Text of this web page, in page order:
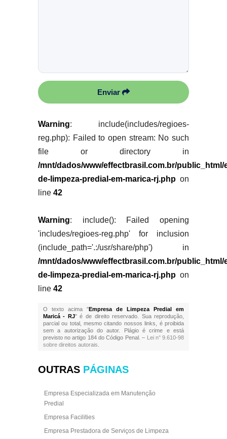
Enviar
Warning: include(includes/regioes-
reg.php): Failed to open stream: No such
file or directory in
/mnt/dados/www/effectbrasil.com.br/public_html/
de-limpeza-predial-em-marica-rj.phpon
line 42
Warning: include(): Failed opening
'includes/regioes-reg.php' for inclusion
(include_path='.:/usr/share/php') in
/mnt/dados/www/effectbrasil.com.br/public_html/
de-limpeza-predial-em-marica-rj.phpon
line 42
O texto acima "Empresa de Limpeza Predial em
Maricá - RJ" é de direito reservado. Sua reprodução,
parcial ou total, mesmo citando nossos links, é proibida
sem a autorização do autor. Plágio é crime e está
previsto no artigo 184 do Código Penal. – Lei n° 9.610-98
sobre direitos autorais
OUTRAS PÁGINAS
Empresa Especializada em Manutenção
Predial
Empresa Facilities
Empresa Prestadora de Serviços de Limpeza